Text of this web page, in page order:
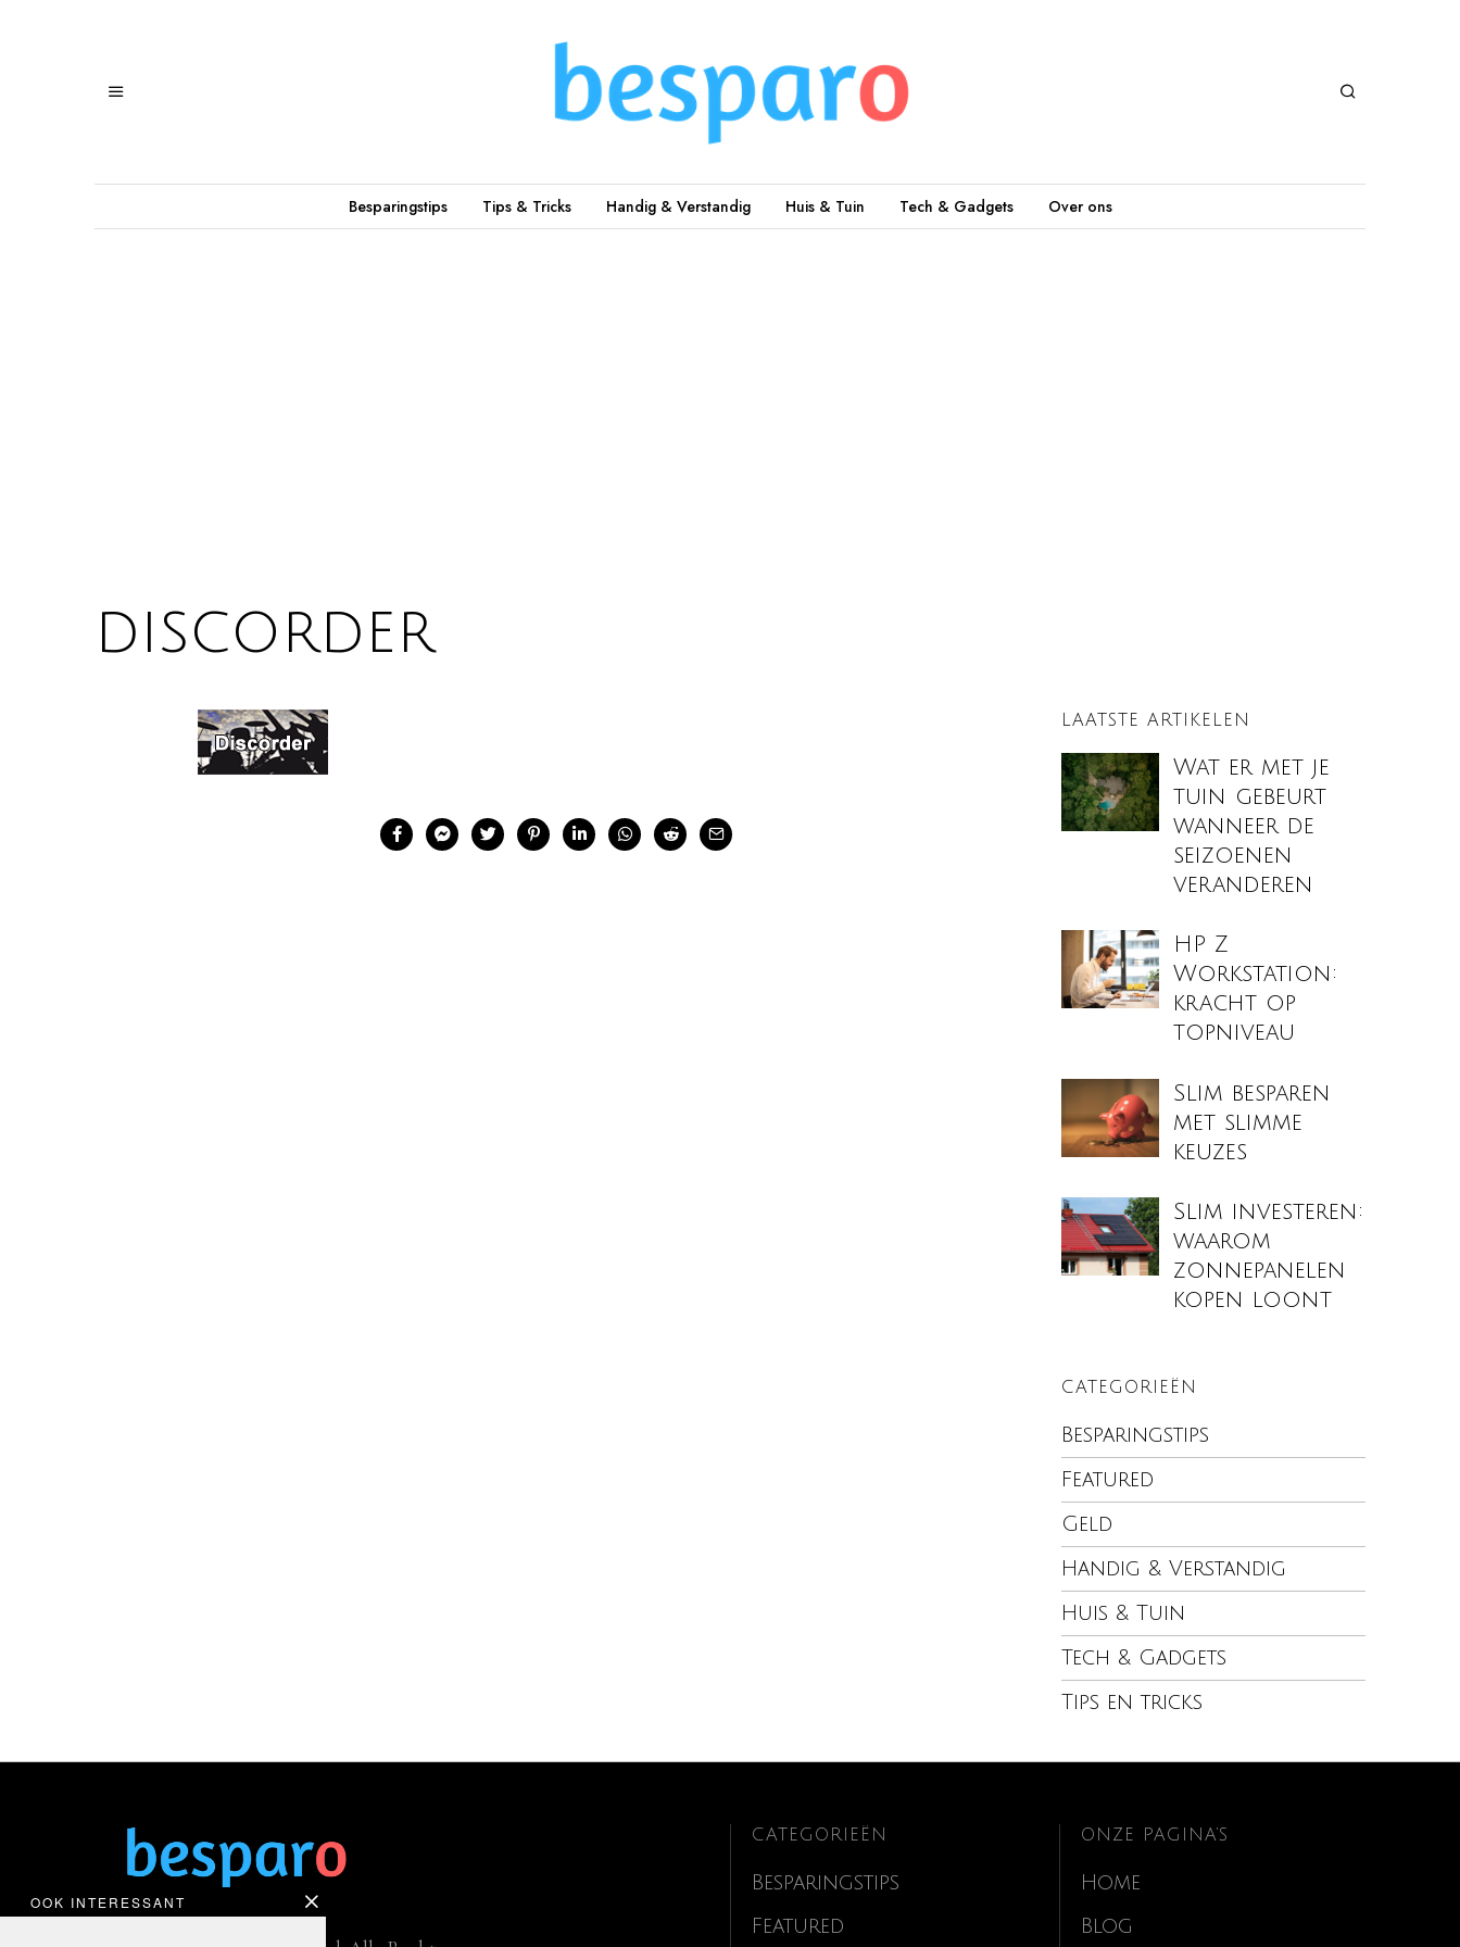
Besparingstips Tips & Tricks Handig & Verstandig Huis & Tuin Tech & Gadgets Over ons
discorder
LAATSTE ARTIKELEN
Wat er met je
tuin gebeurt
wanneer de
seizoenen
veranderen
HP Z
Workstation:
kracht op
topniveau
Slim besparen
met slimme
keuzes
Slim investeren:
waarom
zonnepanelen
kopen loont
CATEGORIEËN
Besparingstips
Featured
Geld
Handig & Verstandig
Huis & Tuin
Tech & Gadgets
Tips en tricks
OOK INTERESSANT
CATEGORIEËN
Besparingstips
Featured
ONZE PAGINA’S
Home
Blog